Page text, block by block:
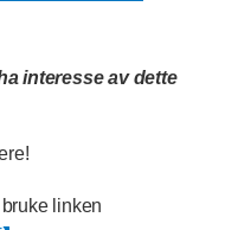
interesse av dette
linken